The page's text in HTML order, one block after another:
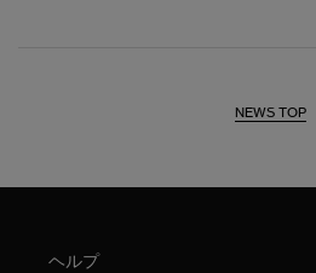
NEWS TOP
ヘルプ